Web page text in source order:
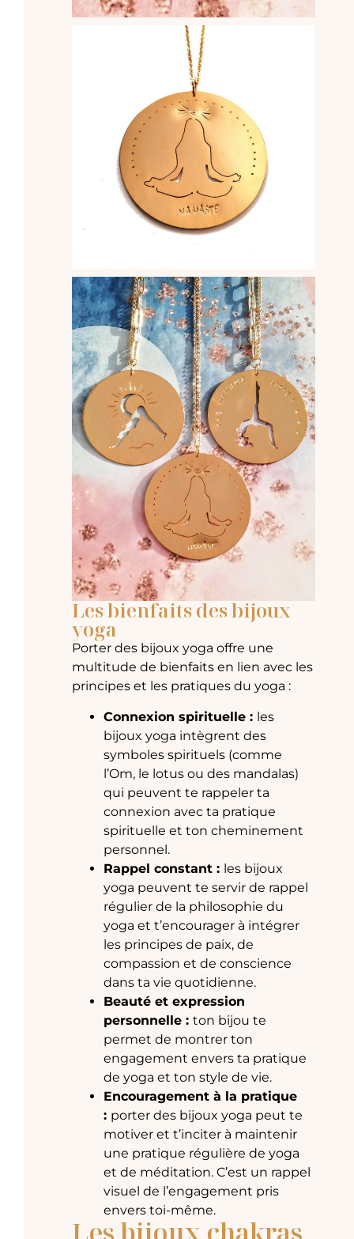
Les bienfaits des bijoux
yoga
Porter des bijoux yoga offre une
multitude de bienfaits en lien avec les
principes et les pratiques du yoga :
Connexion spirituelle : les
bijoux yoga intègrent des
symboles spirituels (comme
l’Om, le lotus ou des mandalas)
qui peuvent te rappeler ta
connexion avec ta pratique
spirituelle et ton cheminement
personnel.
Rappel constant : les bijoux
yoga peuvent te servir de rappel
régulier de la philosophie du
yoga et t’encourager à intégrer
les principes de paix, de
compassion et de conscience
dans ta vie quotidienne.
Beauté et expression
personnelle :ton bijou te
permet de montrer ton
engagement envers ta pratique
de yoga et ton style de vie.
Encouragement à la pratique
: porter des bijoux yoga peut te
motiver et t’inciter à maintenir
une pratique régulière de yoga
et de méditation. C’est un rappel
visuel de l’engagement pris
envers toi-même.
Les bijoux chakras